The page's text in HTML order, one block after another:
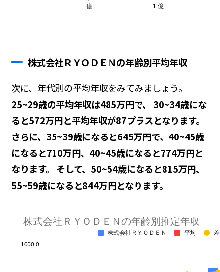
株式会社ＲＹＯＤＥＮの年齢別平均年収
次に、年代別の平均年収をみてみましょう。
25~29歳の平均年収は485万円で、 30~34歳にな
ると572万円と平均年収が87プラスとなります。
さらに、35~39歳になると645万円で、40~45歳
になると710万円、40~45歳になると774万円と
なります。 そして、50~54歳になると815万円、
55~59歳になると844万円となります。